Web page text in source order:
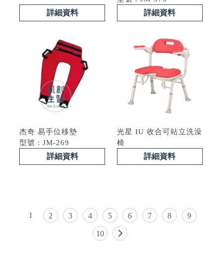
詳細資料 詳細資料
杰奇 易手位移墊
型號 : JM-269
詳細資料
光星 IU 收合可站立洗澡
椅
詳細資料
1 2 3 4 5 6 7 8 9
10